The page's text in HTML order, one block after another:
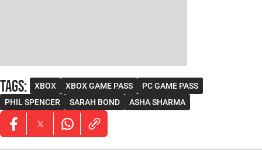
Tags: XBOX XBOX GAME PASS
PC GAME PASS
PHIL SPENCER
SARAH BOND ASHA SHARMA
Opens in new window
Opens in new window
Opens in new window